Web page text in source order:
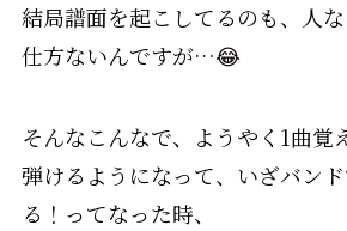
結局譜面を起こしてるのも、人
仕方ないんですが…😂
そんなこんなで、ようやく1曲覚
弾けるようになって、いざバン
る！ってなった時、